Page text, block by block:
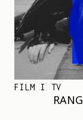
FILM I TV